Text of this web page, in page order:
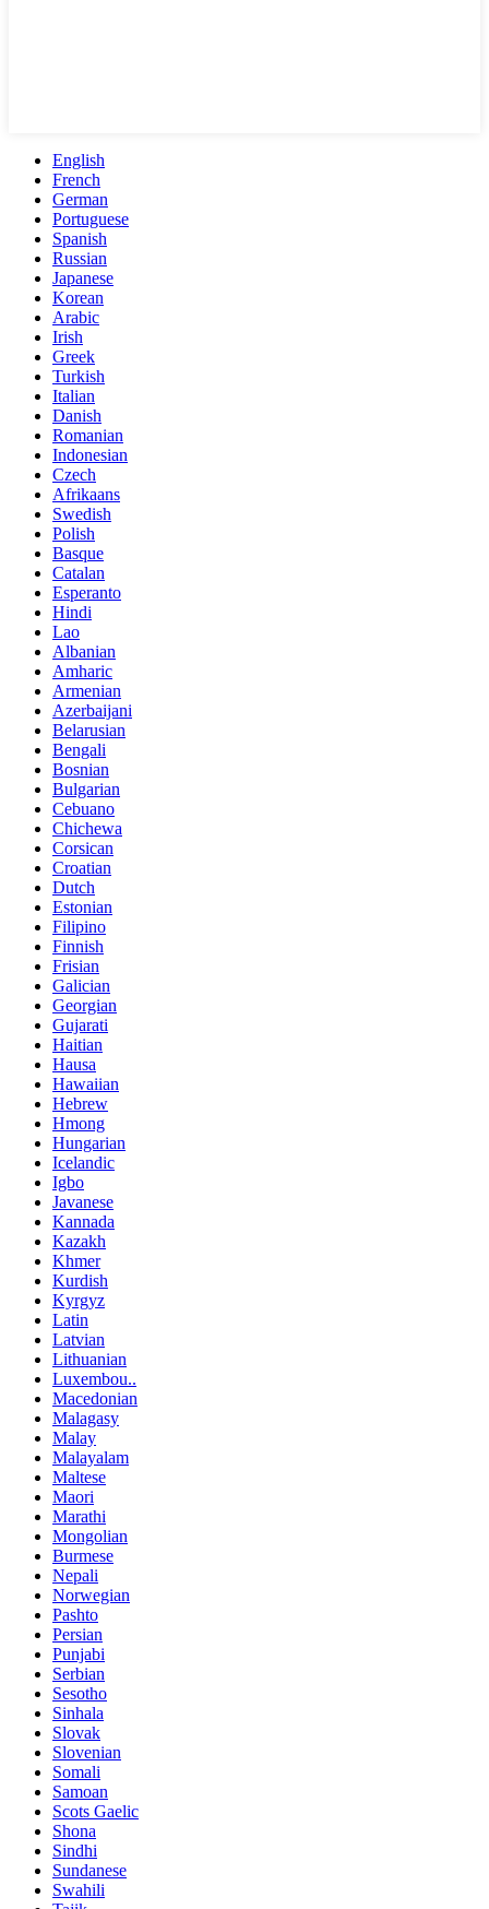
English
French
German
Portuguese
Spanish
Russian
Japanese
Korean
Arabic
Irish
Greek
Turkish
Italian
Danish
Romanian
Indonesian
Czech
Afrikaans
Swedish
Polish
Basque
Catalan
Esperanto
Hindi
Lao
Albanian
Amharic
Armenian
Azerbaijani
Belarusian
Bengali
Bosnian
Bulgarian
Cebuano
Chichewa
Corsican
Croatian
Dutch
Estonian
Filipino
Finnish
Frisian
Galician
Georgian
Gujarati
Haitian
Hausa
Hawaiian
Hebrew
Hmong
Hungarian
Icelandic
Igbo
Javanese
Kannada
Kazakh
Khmer
Kurdish
Kyrgyz
Latin
Latvian
Lithuanian
Luxembou..
Macedonian
Malagasy
Malay
Malayalam
Maltese
Maori
Marathi
Mongolian
Burmese
Nepali
Norwegian
Pashto
Persian
Punjabi
Serbian
Sesotho
Sinhala
Slovak
Slovenian
Somali
Samoan
Scots Gaelic
Shona
Sindhi
Sundanese
Swahili